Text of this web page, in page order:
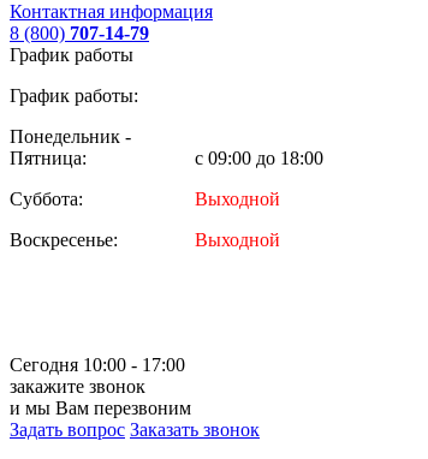
Контактная информация
8 (800) 707-14-79
График работы
График работы:
Понедельник -
Пятница:
с 09:00 до 18:00
Суббота:
Выходной
Воскресенье:
Выходной
Сегодня 10:00 - 17:00
закажите звонок
и мы Вам перезвоним
Задать вопрос Заказать звонок